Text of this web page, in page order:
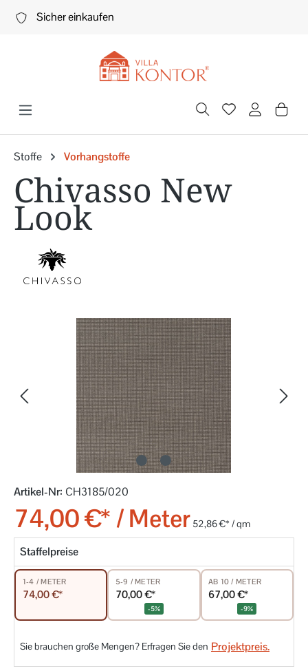
Zum Hauptinhalt springen
Sicher einkaufen
Stoffe Vorhangstoffe
Chivasso New
Look
Bildergalerie überspringen
Artikel-Nr: CH3185/020
74,00 €* / Meter 52,86 €* / qm
Staffelpreise
1-4 / METER
74,00 €*
5-9 / METER
70,00 €*
-5%
AB 10 / METER
67,00 €*
-9%
Sie brauchen große Mengen? Erfragen Sie den Projektpreis.